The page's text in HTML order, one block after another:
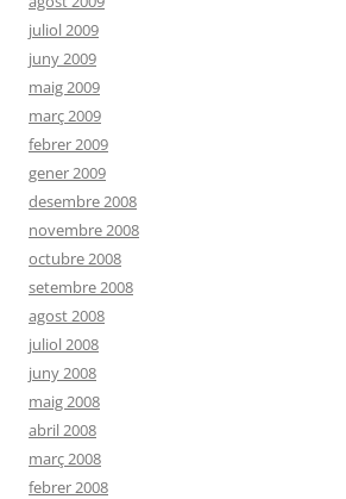
juliol 2009
juny 2009
maig 2009
març 2009
febrer 2009
gener 2009
desembre 2008
novembre 2008
octubre 2008
setembre 2008
agost 2008
juliol 2008
juny 2008
maig 2008
abril 2008
març 2008
febrer 2008